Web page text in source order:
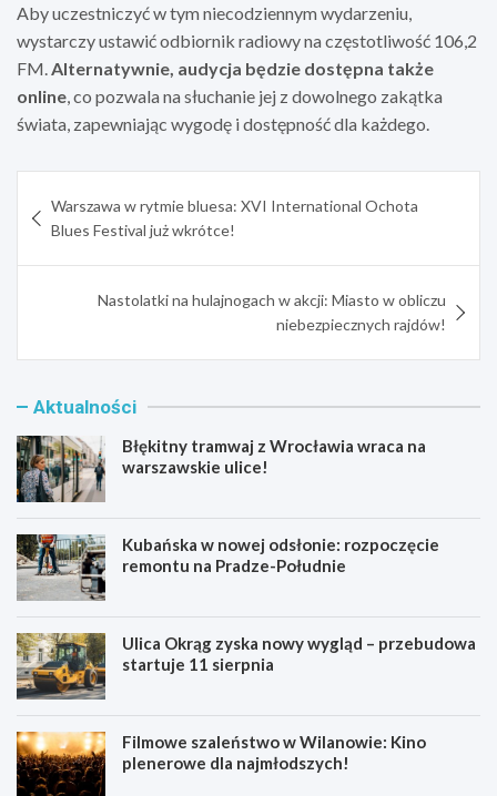
Aby uczestniczyć w tym niecodziennym wydarzeniu,
wystarczy ustawić odbiornik radiowy na częstotliwość 106,2
FM.Alternatywnie, audycja będzie dostępna także
online, co pozwala na słuchanie jej z dowolnego zakątka
świata, zapewniając wygodę i dostępność dla każdego.
wpisu
Warszawa w rytmie bluesa: XVI International Ochota
Blues Festival już wkrótce!
Nastolatki na hulajnogach w akcji: Miasto w obliczu
niebezpiecznych rajdów!
Aktualności
Błękitny tramwaj z Wrocławia wraca na
warszawskie ulice!
Kubańska w nowej odsłonie: rozpoczęcie
remontu na Pradze-Południe
Ulica Okrąg zyska nowy wygląd – przebudowa
startuje 11 sierpnia
Filmowe szaleństwo w Wilanowie: Kino
plenerowe dla najmłodszych!